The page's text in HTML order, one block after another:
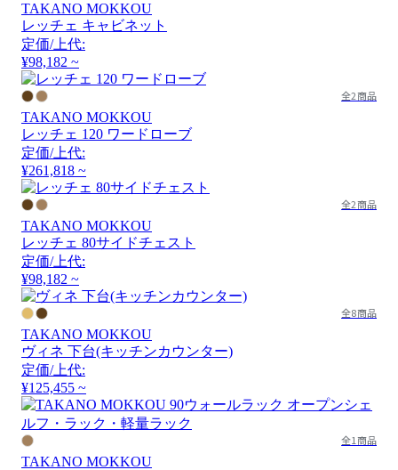
TAKANO MOKKOU
レッチェ キャビネット
定価/上代:
¥98,182 ~
全2商品
TAKANO MOKKOU
レッチェ 120 ワードローブ
定価/上代:
¥261,818 ~
全2商品
TAKANO MOKKOU
レッチェ 80サイドチェスト
定価/上代:
¥98,182 ~
全8商品
TAKANO MOKKOU
ヴィネ 下台(キッチンカウンター)
定価/上代:
¥125,455 ~
全1商品
TAKANO MOKKOU